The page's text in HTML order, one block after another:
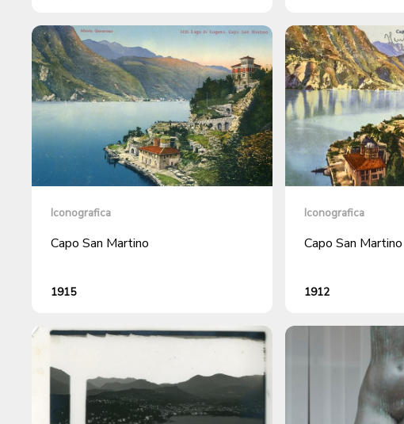
Iconografica
Capo San Martino
1915
Iconografica
Capo San Martino
1912